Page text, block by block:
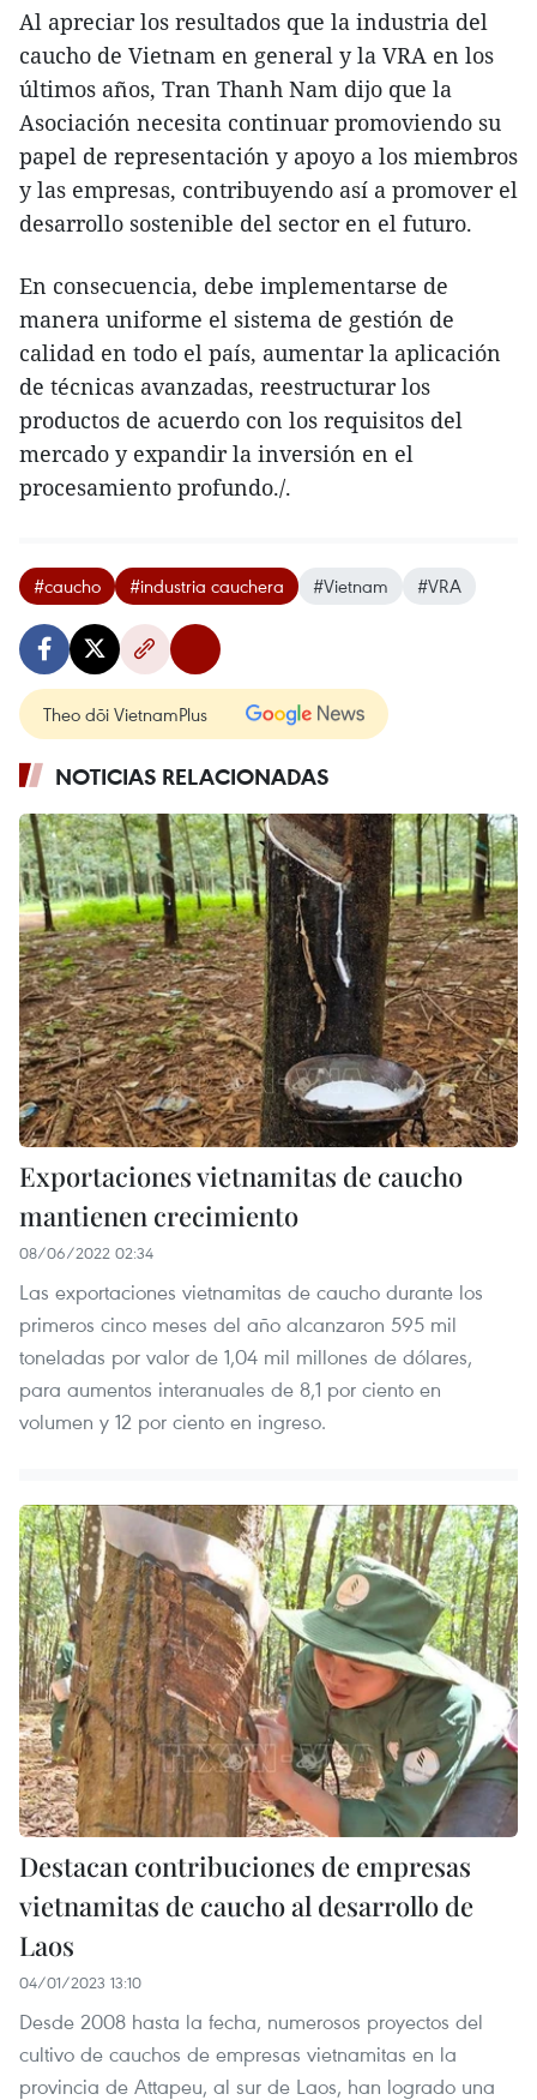
Al apreciar los resultados que la industria del
caucho de Vietnam en general y la VRA en los
últimos años, Tran Thanh Nam dijo que la
Asociación necesita continuar promoviendo su
papel de representación y apoyo a los miembros
y las empresas, contribuyendo así a promover el
desarrollo sostenible del sector en el futuro.
En consecuencia, debe implementarse de
manera uniforme el sistema de gestión de
calidad en todo el país, aumentar la aplicación
de técnicas avanzadas, reestructurar los
productos de acuerdo con los requisitos del
mercado y expandir la inversión en el
procesamiento profundo./.
#caucho #industria cauchera #Vietnam #VRA
Theo dõi VietnamPlus
NOTICIAS RELACIONADAS
Exportaciones vietnamitas de caucho
mantienen crecimiento
08/06/2022 02:34
Las exportaciones vietnamitas de caucho durante los
primeros cinco meses del año alcanzaron 595 mil
toneladas por valor de 1,04 mil millones de dólares,
para aumentos interanuales de 8,1 por ciento en
volumen y 12 por ciento en ingreso.
Destacan contribuciones de empresas
vietnamitas de caucho al desarrollo de
Laos
04/01/2023 13:10
Desde 2008 hasta la fecha, numerosos proyectos del
cultivo de cauchos de empresas vietnamitas en la
provincia de Attapeu, al sur de Laos, han logrado una